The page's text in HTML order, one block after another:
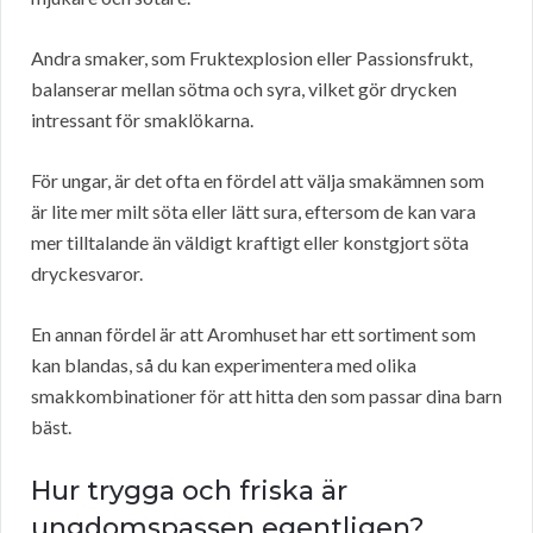
Andra smaker, som Fruktexplosion eller Passionsfrukt,
balanserar mellan sötma och syra, vilket gör drycken
intressant för smaklökarna.
För ungar, är det ofta en fördel att välja smakämnen som
är lite mer milt söta eller lätt sura, eftersom de kan vara
mer tilltalande än väldigt kraftigt eller konstgjort söta
dryckesvaror.
En annan fördel är att Aromhuset har ett sortiment som
kan blandas, så du kan experimentera med olika
smakkombinationer för att hitta den som passar dina barn
bäst.
Hur trygga och friska är